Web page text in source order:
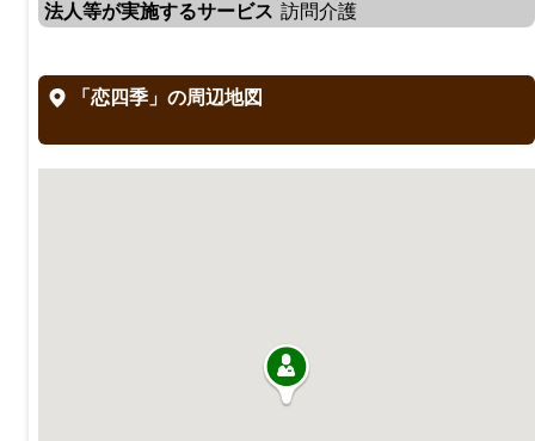
法人等が実施するサービス 訪問介護
「恋四季」の周辺地図